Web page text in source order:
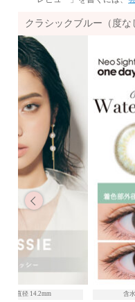
クラシックブルー（度
レンズ直径 14.2mm
含